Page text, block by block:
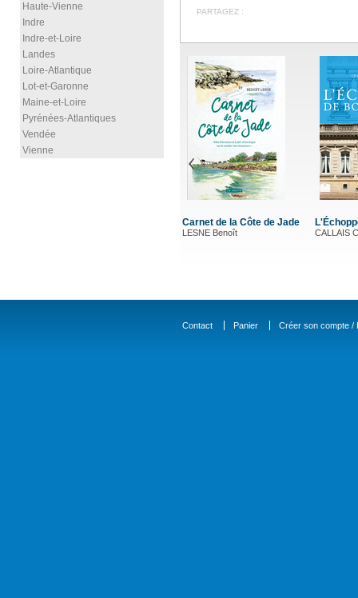
Haute-Vienne
Indre
Indre-et-Loire
Landes
Loire-Atlantique
Lot-et-Garonne
Maine-et-Loire
Pyrénées-Atlantiques
Vendée
Vienne
PARTAGEZ :
Carnet de la Côte de Jade
LESNE Benoît CALLAIS
Contact Panier Créer son compte /